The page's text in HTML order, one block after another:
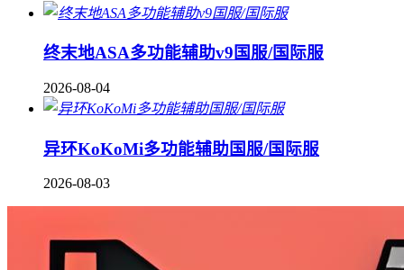
终末地ASA多功能辅助v9国服/国际服
2026-08-04
异环KoKoMi多功能辅助国服/国际服
2026-08-03